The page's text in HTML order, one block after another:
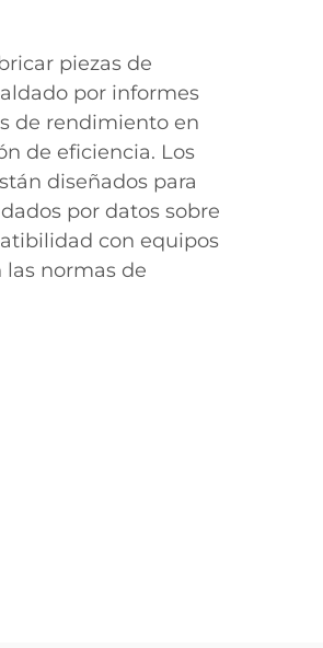
piezas de
por informes
de rendimiento en
de eficiencia. Los
diseñados para
por datos sobre
con equipos
normas de